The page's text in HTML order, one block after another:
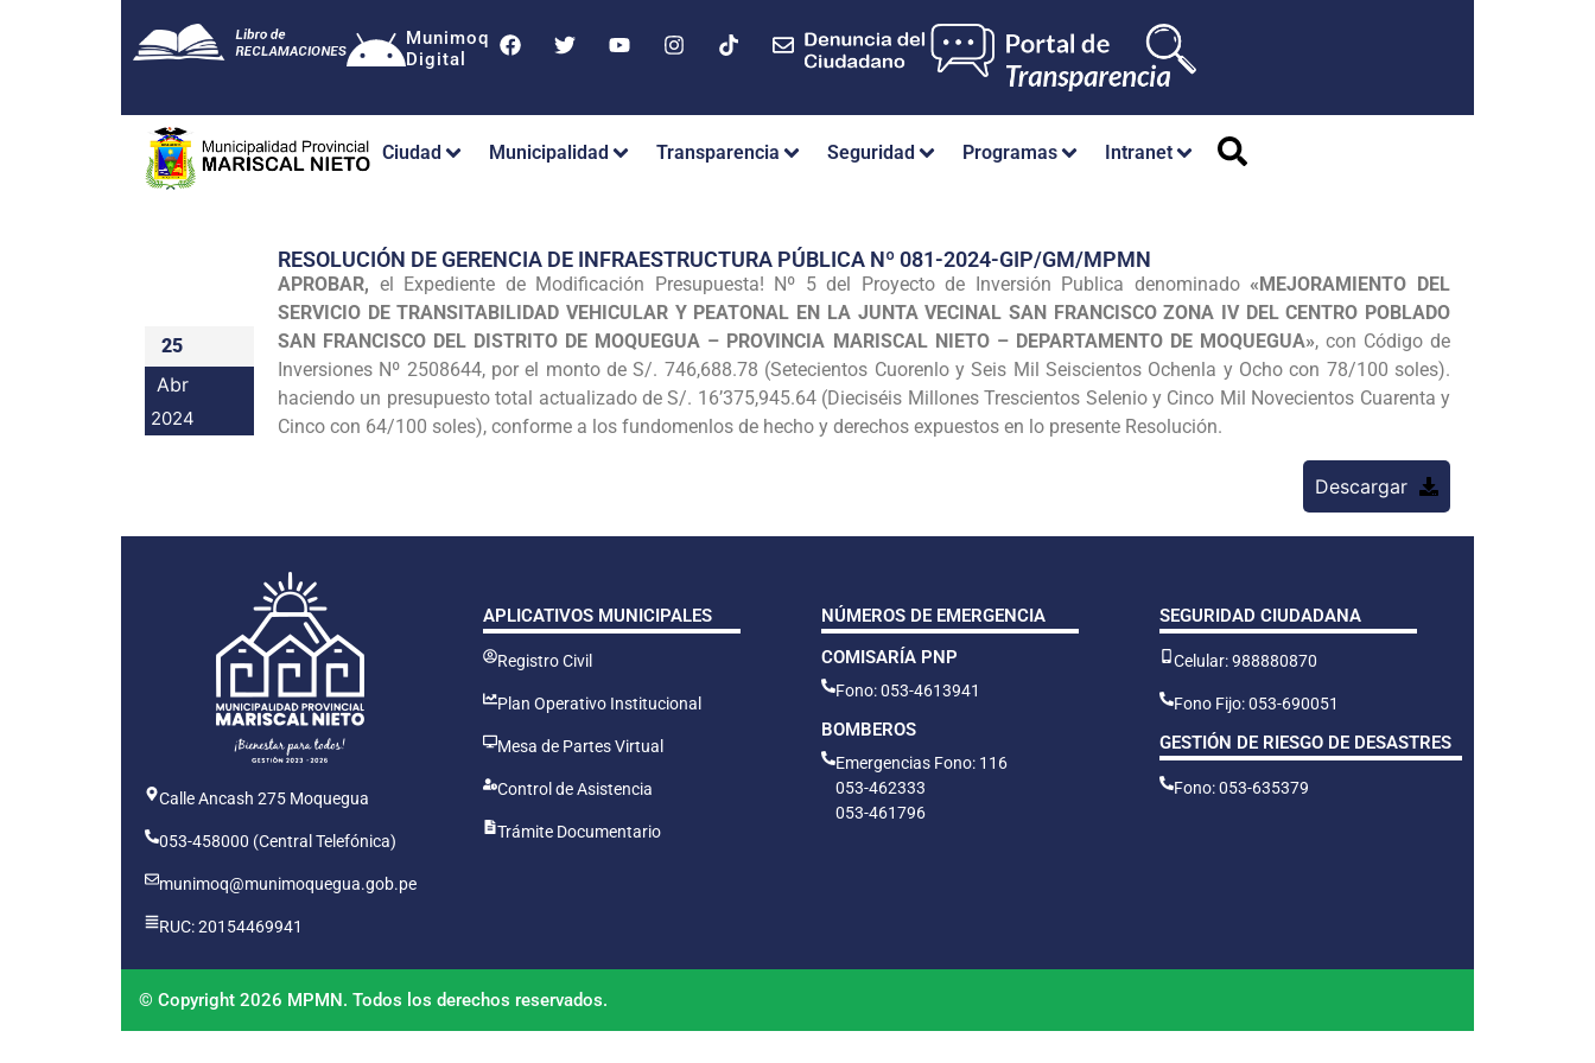
Munimoq
Digital
Ciudad Municipalidad Transparencia Seguridad Programas Intranet
25
Abr
2024
RESOLUCIÓN DE GERENCIA DE INFRAESTRUCTURA PÚBLICA Nº 081-2024-GIP/GM/MPMN
APROBAR, el Expediente de Modificación Presupuesta! Nº 5 del Proyecto de Inversión Publica denominado «MEJORAMIENTO DEL
SERVICIO DE TRANSITABILIDAD VEHICULAR Y PEATONAL EN LA JUNTA VECINAL SAN FRANCISCO ZONA IV DEL CENTRO POBLADO
SAN FRANCISCO DEL DISTRITO DE MOQUEGUA – PROVINCIA MARISCAL NIETO – DEPARTAMENTO DE MOQUEGUA», con Código de
Inversiones Nº 2508644, por el monto de S/. 746,688.78 (Setecientos Cuorenlo y Seis Mil Seiscientos Ochenla y Ocho con 78/100 soles).
haciendo un presupuesto total actualizado de S/. 16’375,945.64 (Dieciséis Millones Trescientos Selenio y Cinco Mil Novecientos Cuarenta y
Cinco con 64/100 soles), conforme a los fundomenlos de hecho y derechos expuestos en lo presente Resolución.
Descargar
Calle Ancash 275 Moquegua
053-458000 (Central Telefónica)
munimoq@munimoquegua.gob.pe
RUC: 20154469941
APLICATIVOS MUNICIPALES
Registro Civil
Plan Operativo Institucional
Mesa de Partes Virtual
Control de Asistencia
Trámite Documentario
NÚMEROS DE EMERGENCIA
COMISARÍA PNP
Fono: 053-4613941
BOMBEROS
Emergencias Fono: 116
053-462333
053-461796
SEGURIDAD CIUDADANA
Celular: 988880870
Fono Fijo: 053-690051
GESTIÓN DE RIESGO DE DESASTRES
Fono: 053-635379
© Copyright 2026 MPMN. Todos los derechos reservados.